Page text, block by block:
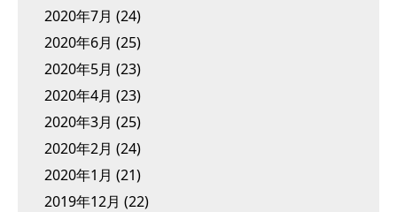
2020年7月 (24)
2020年6月 (25)
2020年5月 (23)
2020年4月 (23)
2020年3月 (25)
2020年2月 (24)
2020年1月 (21)
2019年12月 (22)